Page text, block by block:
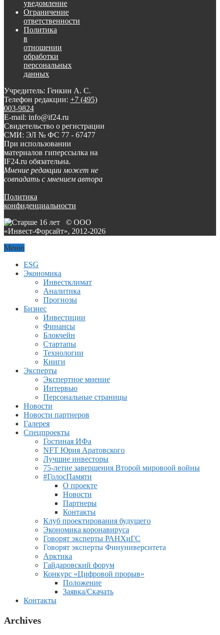
уведомление
Ограничение
ответственности
Политика
в
отношении
обработки
персональных
данных
Учредитель: Генкин А. С.
Телефон редакции: +7 (495)
003-9824
E-mail: info@if24.ru
Свидетельство о регистрации
СМИ: ЭЛ № ФС 77 - 67477
При использовании
материалов гиперссылка на
IF24.ru обязательна.
Мнение редакции может не
совпадать с мнением автора
Политика
конфиденциальности
© ООО
«Инвест-Форсайт», 2012-2026
Меню
ESG
Экономика
Инвестклимат
Аналитика
Прогнозы
Бизнес
Инвестиции
Финансы
Блокчейн
Стартапы
Технологии
Книги
Эксперты
Экспертное мнение
Интервью
Персональные страницы
Новости
Новости партнеров
Галерея
Спецпроекты
Гостиная ИФа
NFT Юрия Аратовского
Лучшие инвесторы
75-летие завершения Второй мировоой войны
#ГолосПамяти
О проекте
Новости
Партнеры
Контакты
Клуб проектирования будущего
Экономика коронавируса
Говорят эксперты РАНХиГС
Говорят эксперты Финуниверситета
Арктика
Гайдаровский форум
Конкурс «Цифровой прорыв»
Положение
Заявка/Скачать
Контакты
Archives